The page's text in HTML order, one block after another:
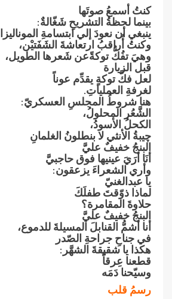
كنتُ‮ ‬أسمعُ‮ ‬صوتَها
بينما لحظةُ‮ ‬التشريحِ‮ ‬شَغّالةٌ‮:‬
ينبغي أن نعودَ‮ ‬إلي ابتسامةِ‮ ‬الموناليزا
وكنتُ‮ ‬أُراقبُ‮ ‬ارتعاشةَ‮ ‬الشَفَتيْن،
وهيَ‮ ‬تفُكُّ‮ ‬توكةًعن شَعرها الطويل،
قبل الزيارة
لعل فكَّ‮ ‬توكةٍ‮ ‬يقدِّم عوناً
لغرفةِ‮ ‬العملياتِ‮.‬
هنا شروطُ‮ ‬المجلسِ‮ ‬العسكريّ‮:‬
الشَّعُر المحلولُ،
الكحلُ‮ ‬الأسودُ،
چيبةُ‮ ‬الأنثي لا بنطلونُ‮ ‬الغلمانِ
البنجُ‮ ‬خفيفٌ‮ ‬عليَّ
أنَا أرَيَ‮ ‬عينيها فوق حاجبيَّ
وأري الشعراءَ‮ ‬يزعقون‮:‬
يا عبدالغنيّ
لماذا ذوّقتَ‮ ‬طفلَكَ
حلاوةَ‮ ‬المقامرة؟
البنجُ‮ ‬خفيفٌ‮ ‬عليَّ
أنا أشمُّ‮ ‬القنابلَ‮ ‬المسيلةَ‮ ‬للدموع،
في جناحِ‮ ‬جراحةِ‮ ‬الصّدر
هكذا‮ ‬يا شقيقةَ‮ ‬الشهَّر‮:‬
قطعنا عِرقاً
وسيّحنا دَمَه
رسمُ‮ ‬قلب